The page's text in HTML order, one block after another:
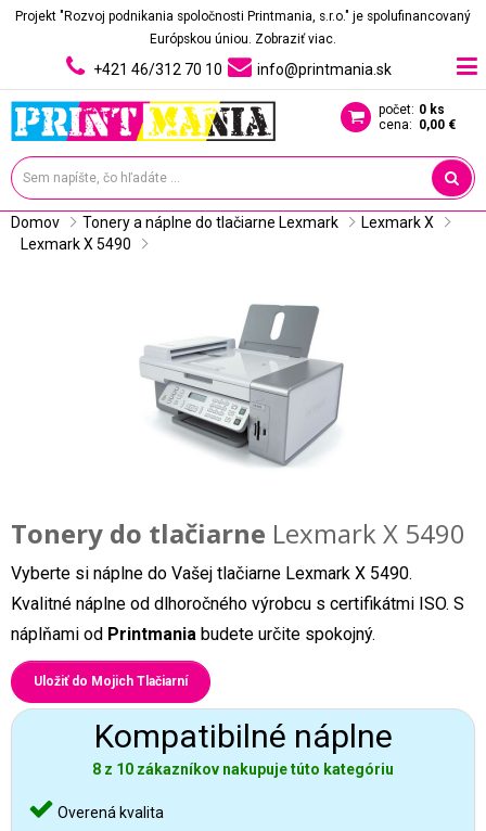
Projekt "Rozvoj podnikania spoločnosti Printmania, s.r.o." je spolufinancovaný
Európskou úniou. Zobraziť viac.
+421 46/312 70 10 info@printmania.sk
počet: 0 ks
cena: 0,00 €
Domov Tonery a náplne do tlačiarne Lexmark
Lexmark X
Lexmark X 5490
Tonery do tlačiarne Lexmark X 5490
Vyberte si náplne do Vašej tlačiarne Lexmark X 5490.
Kvalitné náplne od dlhoročného výrobcu s certifikátmi ISO. S
náplňami od Printmania budete určite spokojný.
Uložiť do Mojich Tlačiarní
Kompatibilné náplne
8 z 10 zákazníkov nakupuje túto kategóriu
Overená kvalita